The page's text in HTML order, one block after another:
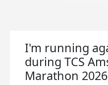
I'm running
during TCS
Marathon 2026